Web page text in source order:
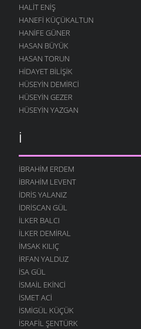
HALIT ENIŞ
HANEFI KÜÇÜKALTUN
HANIFE GÜNER
HASAN BÜYÜK
HASAN TORUN
HIDAYET BILIŞIK
HÜSEYIN DEMIRCI
HÜSEYIN GEZER
HÜSEYIN YAZGAN
İ
İBRAHIM ERDEM
İBRAHIM LEVENT
İDRIS YALANIZ
IDRISCAN GÜL
İLKER BALCI
İLKER DEMIRAL
İMSAK KILIÇ
İRFAN YALDUZ
ISA GÜL
ISMAIL EKINCI
İSMET ACI
İSMIGÜL KÜÇÜK
İSRAFIL ŞENTÜRK